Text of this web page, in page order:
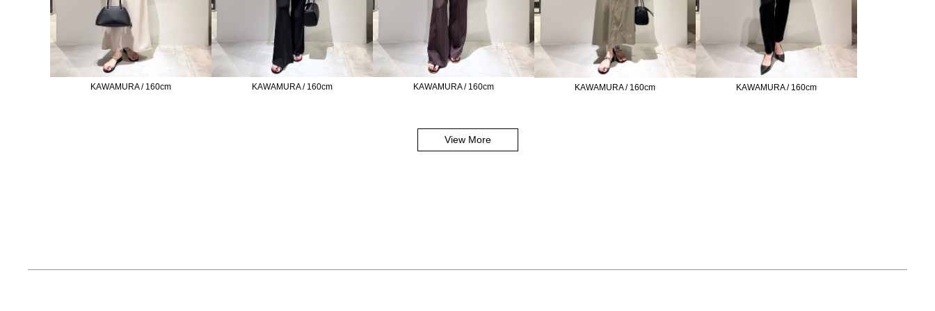
KAWAMURA / 160cm KAWAMURA / 160cm KAWAMURA / 160cm KAWAMURA / 160cm KAWAMURA / 160cm
View More